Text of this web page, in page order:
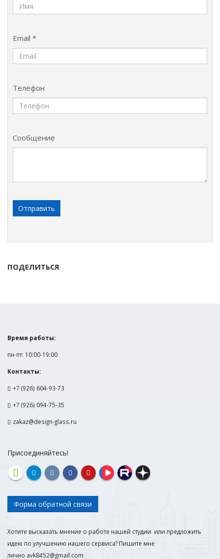
Email *
Телефон
Сообщение
ПОДЕЛИТЬСЯ
Время работы:
пн-пт: 10:00-19:00
Контакты:
+7 (926) 604-93-73
+7 (926) 094-75-35
zakaz@design-glass.ru
Присоединяйтесь!
Форма обратной связи
Хотите высказать мнение о работе нашей студии или предложить
идею по улучшению нашего сервиса? Пишите мне
лично avk8452@gmail.com